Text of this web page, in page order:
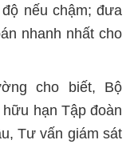
nếu chậm; đưa
nhanh nhất cho
cho biết, Bộ
hạn Tập đoàn
Tư vấn giám sát